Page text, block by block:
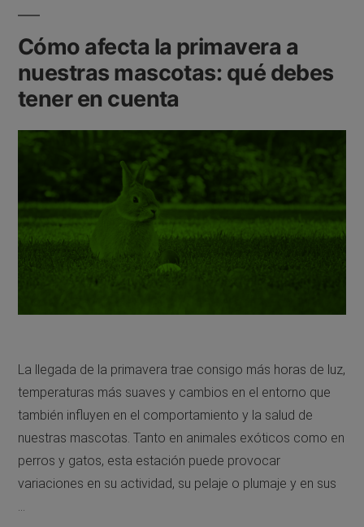
Cómo afecta la primavera a
nuestras mascotas: qué debes
tener en cuenta
La llegada de la primavera trae consigo más horas de luz,
temperaturas más suaves y cambios en el entorno que
también influyen en el comportamiento y la salud de
nuestras mascotas. Tanto en animales exóticos como en
perros y gatos, esta estación puede provocar
variaciones en su actividad, su pelaje o plumaje y en sus